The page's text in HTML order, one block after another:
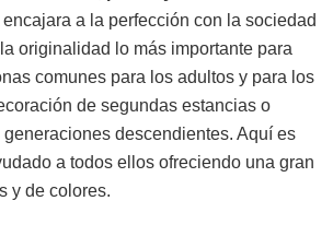
a la perfección con la sociedad
originalidad lo más importante para
comunes para los adultos y para los
de segundas estancias o
descendientes. Aquí es
a todos ellos ofreciendo una gran
y de colores.